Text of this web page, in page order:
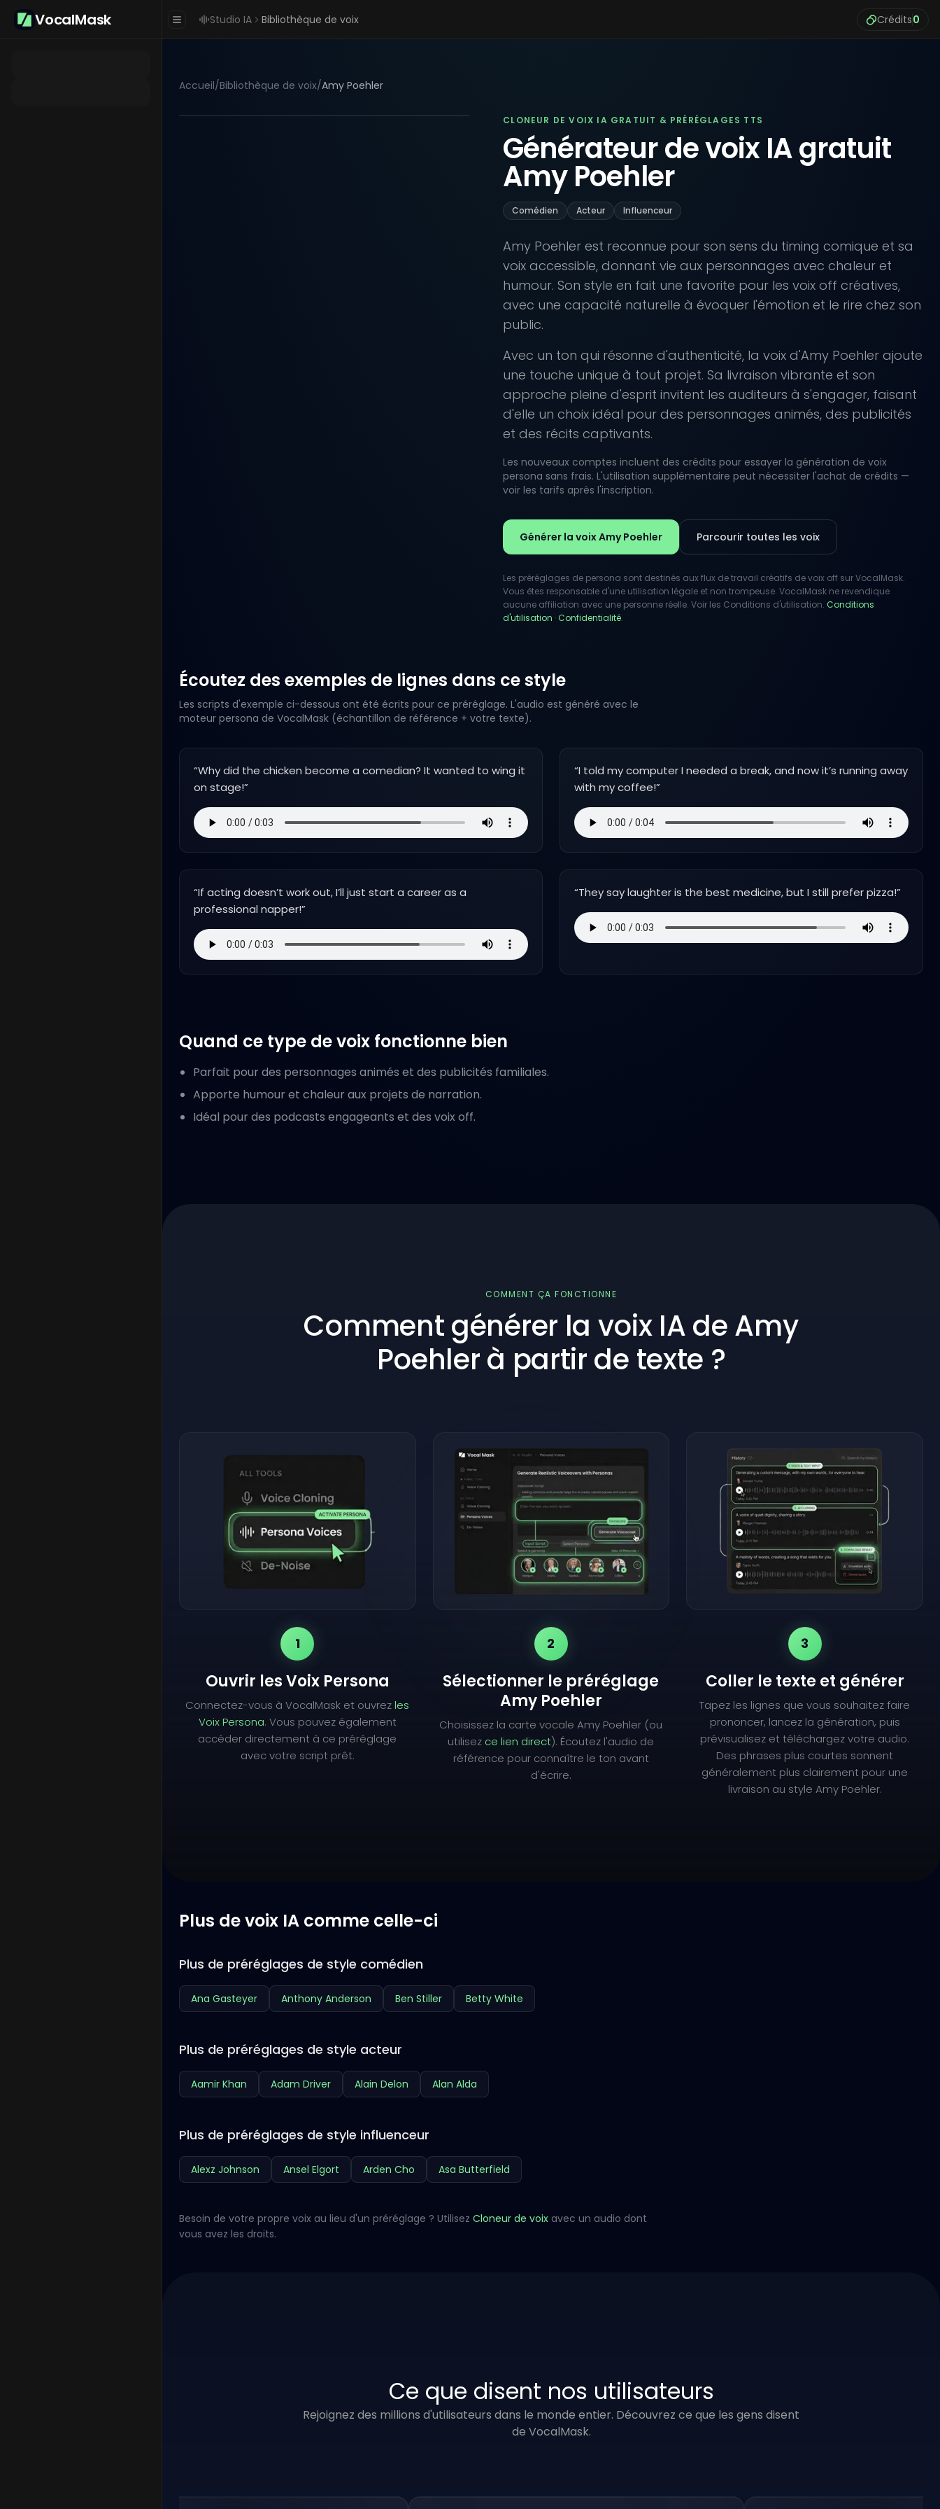
VocalMask Studio IA Bibliothèque de voix Crédits0
Accueil/Bibliothèque de voix/Amy Poehler
CLONEUR DE VOIX IA GRATUIT & PRÉRÉGLAGES TTS
Générateur de voix IA gratuit
Amy Poehler
Comédien Acteur Influenceur
Amy Poehler est reconnue pour son sens du timing comique et sa
voix accessible, donnant vie aux personnages avec chaleur et
humour. Son style en fait une favorite pour les voix off créatives,
avec une capacité naturelle à évoquer l'émotion et le rire chez son
public.
Avec un ton qui résonne d'authenticité, la voix d'Amy Poehler ajoute
une touche unique à tout projet. Sa livraison vibrante et son
approche pleine d'esprit invitent les auditeurs à s'engager, faisant
d'elle un choix idéal pour des personnages animés, des publicités
et des récits captivants.
Les nouveaux comptes incluent des crédits pour essayer la génération de voix
persona sans frais. L'utilisation supplémentaire peut nécessiter l'achat de crédits —
voir les tarifs après l'inscription.
Générer la voix Amy Poehler Parcourir toutes les voix
Les préréglages de persona sont destinés aux flux de travail créatifs de voix off sur VocalMask.
Vous êtes responsable d'une utilisation légale et non trompeuse. VocalMask ne revendique
aucune affiliation avec une personne réelle. Voir les Conditions d'utilisation. Conditions
d'utilisation ·Confidentialité.
Écoutez des exemples de lignes dans ce style
Les scripts d'exemple ci-dessous ont été écrits pour ce préréglage. L'audio est généré avec le
moteur persona de VocalMask (échantillon de référence + votre texte).
“Why did the chicken become a comedian? It wanted to wing it
on stage!”
“I told my computer I needed a break, and now it’s running away
with my coffee!”
“If acting doesn’t work out, I’ll just start a career as a
professional napper!”
“They say laughter is the best medicine, but I still prefer pizza!”
Quand ce type de voix fonctionne bien
Parfait pour des personnages animés et des publicités familiales.
Apporte humour et chaleur aux projets de narration.
Idéal pour des podcasts engageants et des voix off.
COMMENT ÇA FONCTIONNE
Comment générer la voix IA de Amy
Poehler à partir de texte ?
1
Ouvrir les Voix Persona
Connectez-vous à VocalMask et ouvrezles
Voix Persona. Vous pouvez également
accéder directement à ce préréglage
avec votre script prêt.
2
Sélectionner le préréglage
Amy Poehler
Choisissez la carte vocale Amy Poehler (ou
utilisez ce lien direct). Écoutez l'audio de
référence pour connaître le ton avant
d'écrire.
3
Coller le texte et générer
Tapez les lignes que vous souhaitez faire
prononcer, lancez la génération, puis
prévisualisez et téléchargez votre audio.
Des phrases plus courtes sonnent
généralement plus clairement pour une
livraison au style Amy Poehler.
Plus de voix IA comme celle-ci
Plus de préréglages de style comédien
Ana Gasteyer Anthony Anderson Ben Stiller Betty White
Plus de préréglages de style acteur
Aamir Khan Adam Driver Alain Delon Alan Alda
Plus de préréglages de style influenceur
Alexz Johnson Ansel Elgort Arden Cho Asa Butterfield
Besoin de votre propre voix au lieu d'un préréglage ? Utilisez Cloneur de voix avec un audio dont
vous avez les droits.
Ce que disent nos utilisateurs
Rejoignez des millions d'utilisateurs dans le monde entier. Découvrez ce que les gens disent
de VocalMask.